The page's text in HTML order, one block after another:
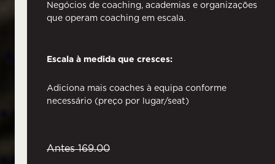
Negócios de coaching, academias e organizações
que operam coaching em escala.
Escala à medida que cresces:
Adiciona mais coaches à equipa conforme
necessário (preço por lugar/seat)
Antes 169.00